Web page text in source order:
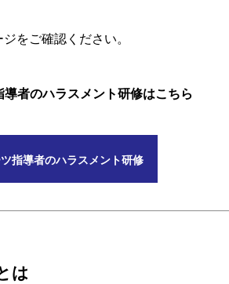
をご確認ください。
者のハラスメント研修はこちら
指導者のハラスメント研修
は